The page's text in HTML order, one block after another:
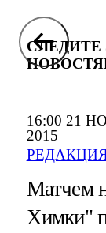
16:00 21
2015
СЛЕДИТЕ
Матчем
Химки"